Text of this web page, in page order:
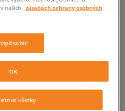
dostanete od nás oznámenie.
o dostupnosti
KAMENNÝCH PREDAJNIACH
našich
zásadách ochrany osobných
všetky
OK